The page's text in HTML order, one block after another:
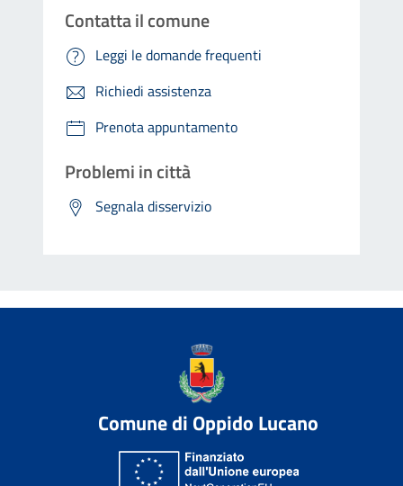
Contatta il comune
Leggi le domande frequenti
Richiedi assistenza
Prenota appuntamento
Problemi in città
Segnala disservizio
Comune di Oppido Lucano